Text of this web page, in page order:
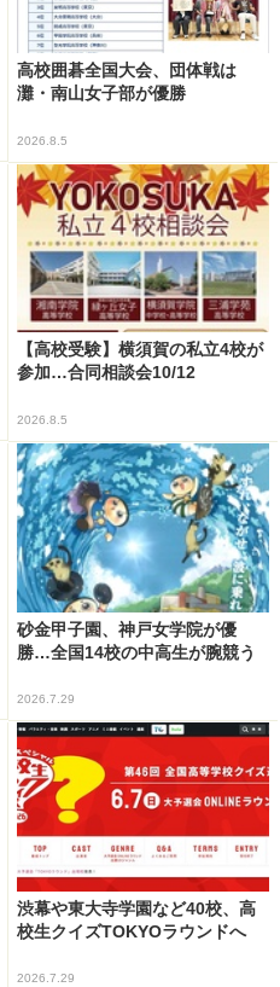
高校囲碁全国大会、団体戦は
灘・南山女子部が優勝
2026.8.5
【高校受験】横須賀の私立4校が
参加…合同相談会10/12
2026.8.5
砂金甲子園、神戸女学院が優
勝…全国14校の中高生が腕競う
2026.7.29
渋幕や東大寺学園など40校、高
校生クイズTOKYOラウンドへ
2026.7.29